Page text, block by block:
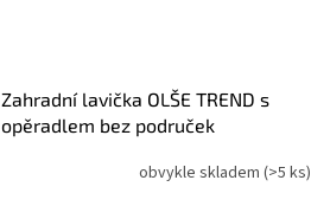
Zahradní lavička OLŠE TREND s
opěradlem bez područek
obvykle skladem (>5 ks)